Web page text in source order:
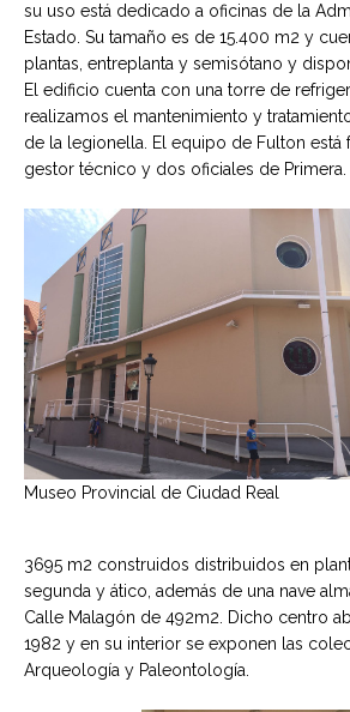
su uso está dedicado a oficinas de la
Estado. Su tamaño es de 15.400 m2 y
plantas, entreplanta y semisótano y
El edificio cuenta con una torre de
realizamos el mantenimiento y
de la legionella. El equipo de Fulton está
gestor técnico y dos oficiales de Primera.
Museo Provincial de Ciudad Real
3695 m2 construidos distribuidos en
segunda y ático, además de una nave
Calle Malagón de 492m2. Dicho centro
1982 y en su interior se exponen las
Arqueología y Paleontología.